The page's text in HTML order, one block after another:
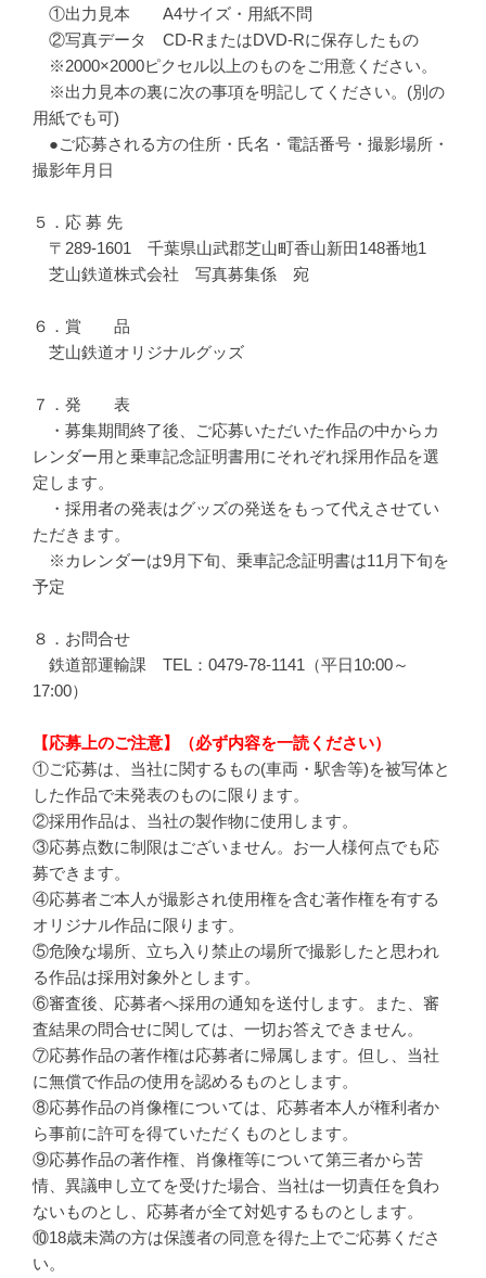
①出力見本 A4サイズ・用紙不問
②写真データ CD-RまたはDVD-Rに保存したもの
※2000×2000ピクセル以上のものをご用意ください。
※出力見本の裏に次の事項を明記してください。(別の
用紙でも可)
●ご応募される方の住所・氏名・電話番号・撮影場所・
撮影年月日
５．応 募 先
〒289-1601 千葉県山武郡芝山町香山新田148番地1
芝山鉄道株式会社 写真募集係 宛
６．賞 品
芝山鉄道オリジナルグッズ
７．発 表
・募集期間終了後、ご応募いただいた作品の中からカ
レンダー用と乗車記念証明書用にそれぞれ採用作品を選
定します。
・採用者の発表はグッズの発送をもって代えさせてい
ただきます。
※カレンダーは9月下旬、乗車記念証明書は11月下旬を
予定
８．お問合せ
鉄道部運輸課 TEL：0479-78-1141（平日10:00～
17:00）
【応募上のご注意】（必ず内容を一読ください）
①ご応募は、当社に関するもの(車両・駅舎等)を被写体と
した作品で未発表のものに限ります。
②採用作品は、当社の製作物に使用します。
③応募点数に制限はございません。お一人様何点でも応
募できます。
④応募者ご本人が撮影され使用権を含む著作権を有する
オリジナル作品に限ります。
⑤危険な場所、立ち入り禁止の場所で撮影したと思われ
る作品は採用対象外とします。
⑥審査後、応募者へ採用の通知を送付します。また、審
査結果の問合せに関しては、一切お答えできません。
⑦応募作品の著作権は応募者に帰属します。但し、当社
に無償で作品の使用を認めるものとします。
⑧応募作品の肖像権については、応募者本人が権利者か
ら事前に許可を得ていただくものとします。
⑨応募作品の著作権、肖像権等について第三者から苦
情、異議申し立てを受けた場合、当社は一切責任を負わ
ないものとし、応募者が全て対処するものとします。
⑩18歳未満の方は保護者の同意を得た上でご応募くださ
い。